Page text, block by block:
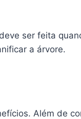
ser feita
a árvore.
Além de